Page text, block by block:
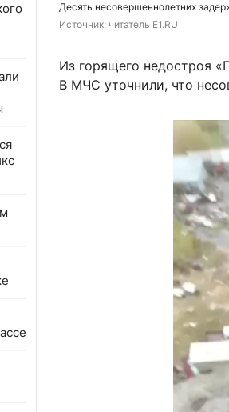
Десять несовершеннолетних
Источник: читатель E1.RU
Из горящего недостроя
В МЧС уточнили, что